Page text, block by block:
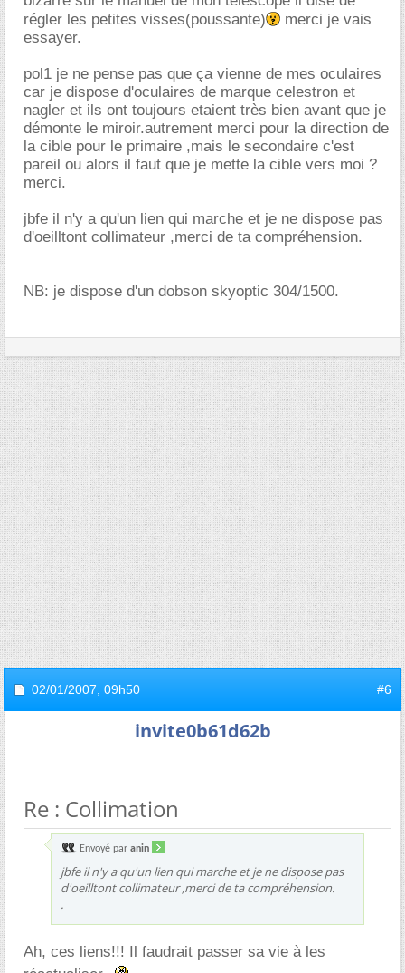
régler les petites visses(poussante)
merci je vais
essayer.
pol1 je ne pense pas que ça vienne de mes oculaires
car je dispose d'oculaires de marque celestron et
nagler et ils ont toujours etaient très bien avant que je
démonte le miroir.autrement merci pour la direction de
la cible pour le primaire ,mais le secondaire c'est
pareil ou alors il faut que je mette la cible vers moi ?
merci.
jbfe il n'y a qu'un lien qui marche et je ne dispose pas
d'oeilltont collimateur ,merci de ta compréhension.
NB: je dispose d'un dobson skyoptic 304/1500.
02/01/2007, 09h50 #6
invite0b61d62b
Re : Collimation
Envoyé par anin
jbfe il n'y a qu'un lien qui marche et je ne dispose pas
d'oeilltont collimateur ,merci de ta compréhension.
.
Ah, ces liens!!! Il faudrait passer sa vie à les